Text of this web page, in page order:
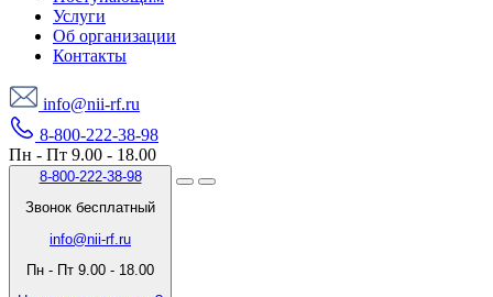
Услуги
Об организации
Контакты
info@nii-rf.ru
8-800-222-38-98
Пн - Пт 9.00 - 18.00
8-800-222-38-98
Звонок бесплатный
info@nii-rf.ru
Пн - Пт 9.00 - 18.00